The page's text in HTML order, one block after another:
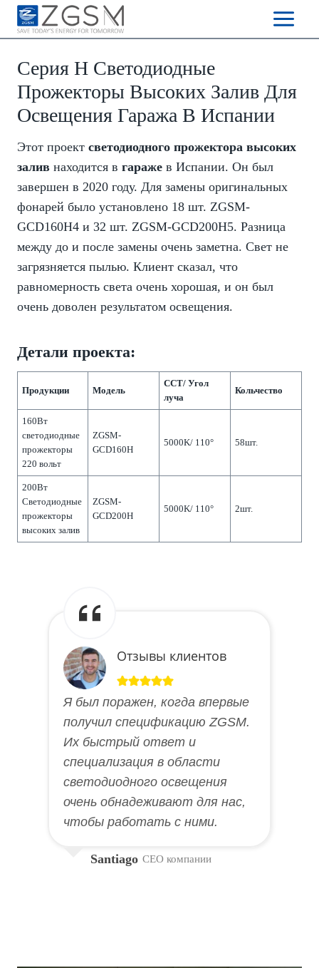
Skip
Серия H Светодиодные
Прожекторы Высоких Залив Для
Освещения Гаража В Испании
Этот проект светодиодного прожектора высоких
залив находится в гараже в Испании. Он был
завершен в 2020 году. Для замены оригинальных
фонарей было установлено 18 шт. ZGSM-
GCD160H4 и 32 шт. ZGSM-GCD200H5. Разница
между до и после замены очень заметна. Свет не
загрязняется пылью. Клиент сказал, что
равномерность света очень хорошая, и он был
очень доволен результатом освещения.
Детали проекта:
Продукции Модель
CCT/ Угол
луча
Кольчество
160Вт
светодиодные
прожекторы
220 вольт
ZGSM-
GCD160H
5000K/ 110° 58шт.
200Вт
Светодиодные
прожекторы
высоких залив
ZGSM-
GCD200H
5000K/ 110° 2шт.
Отзывы клиентов
Я был поражен, когда впервые
получил спецификацию ZGSM.
Их быстрый ответ и
специализация в области
светодиодного освещения
очень обнадеживают для нас,
чтобы работать с ними.
Santiago CEO компании